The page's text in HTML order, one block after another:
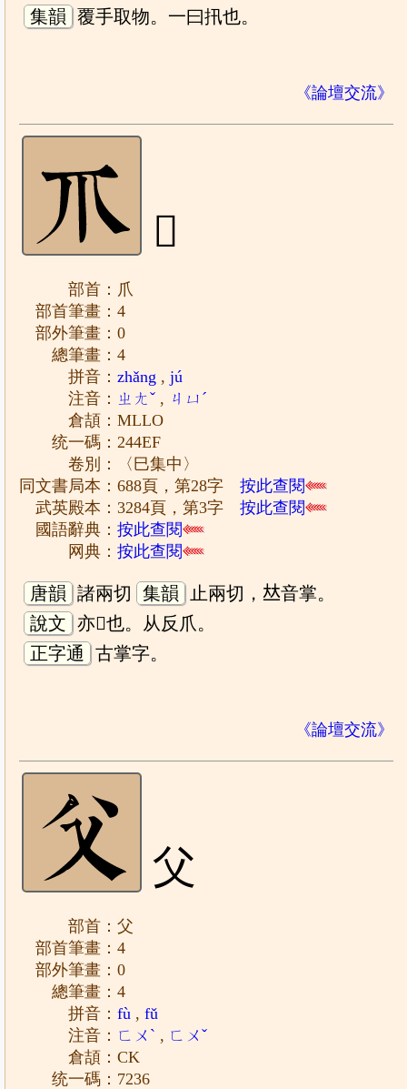
集韻 覆手取物。一曰扟也。
《論壇交流》
𤓯
部首：爪
部首筆畫：4
部外筆畫：0
總筆畫：4
拼音：zhǎng ,jú
注音： ㄓㄤˇ , ㄐㄩˊ
倉頡：MLLO
统一碼：244EF
卷別：〈巳集中〉
同文書局本：688頁，第28字按此查閱
武英殿本：3284頁，第3字按此查閱
國語辭典：按此查閱
网典：按此查閱
唐韻 諸兩切 集韻
止兩切，𠀤音掌。
說文 亦𠃨也。从反爪。
正字通
古掌字。
《論壇交流》
父
部首：父
部首筆畫：4
部外筆畫：0
總筆畫：4
拼音：fù ,fǔ
注音： ㄈㄨˋ , ㄈㄨˇ
倉頡：CK
统一碼：7236